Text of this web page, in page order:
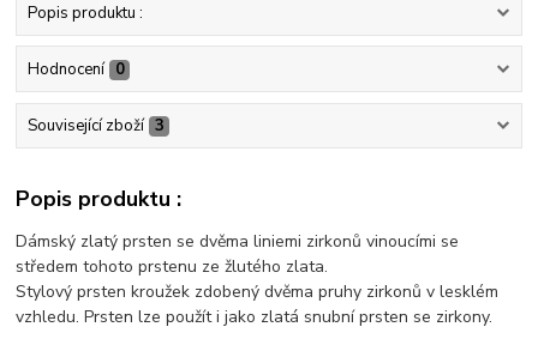
Popis produktu :
Hodnocení 0
Související zboží 3
Popis produktu :
Dámský zlatý prsten se dvěma liniemi zirkonů vinoucími se
středem tohoto prstenu ze žlutého zlata.
Stylový prsten kroužek zdobený dvěma pruhy zirkonů v lesklém
vzhledu. Prsten lze použít i jako zlatá snubní prsten se zirkony.